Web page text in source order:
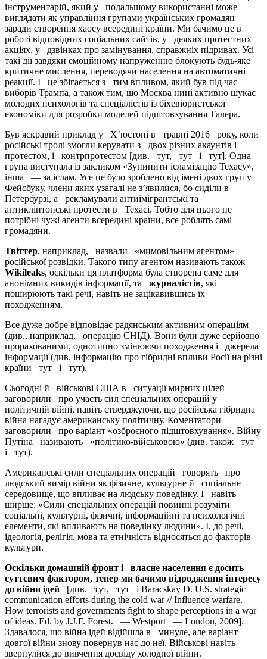
інструментарій, який у подальшому використанні може
виглядати як управління групами українських громадян
заради створення хаосу всередині країни. Ми бачимо це в
роботі відповідних соціальних сайтів, у деяких протестних
акціях, у дзвінках про замінування, справжніх підривах. Усі
такі дії завдяки емоційному напруженню блокують будь-яке
критичне мислення, переводячи населення на автоматичні
реакції. І це збігається з тим впливом, який був під час
виборів Трампа, а також тим, що Москва нині активно шукає
молодих психологів та спеціалістів із біхевіористської
економіки для розробки моделей підштовхування Талера.
Був яскравий приклад у Х’юстоні в травні 2016 року, коли
російські тролі змогли керувати з двох різних акаунтів і
протестом, і контрпротестом [див. тут, тут і тут]. Одна
група виступала із закликом «Зупинити ісламізацію Техасу»,
інша — за іслам. Усе це було зроблено від імені двох груп у
Фейсбуку, члени яких узагалі не з’явилися, бо сиділи в
Петербурзі, а рекламували антиімігрантські та
антиклінтонські протести в Техасі. Тобто для цього не
потрібні чужі агенти всередині країни, все роблять самі
громадяни.
Твіттер, наприклад, назвали «мимовільним агентом»
російської розвідки. Такого типу агентом називають також
Wikileaks, оскільки ця платформа була створена саме для
анонімних викидів інформації, та журналістів, які
поширюють такі речі, навіть не зацікавившись їх
походженням.
Все дуже добре відповідає радянським активним операціям
(див., наприклад, операцію СНІД). Вони були дуже серйозно
прорахованими, однотипно змінюючи походження і джерела
інформації (див. інформацію про гібридні впливи Росії на різні
країни тут і тут).
Сьогодні й військові США в ситуації мирних цілей
заговорили про участь сил спеціальних операцій у
політичній війні, навіть стверджуючи, що російська гібридна
війна нагадує американську політичну. Коментатори
заговорили про варіант «озброєного підштовхування». Війну
Путіна називають «політико-військовою» (див. також тут
і тут).
Американські сили спеціальних операцій говорять про
людський вимір війни як фізичне, культурне й соціальне
середовище, що впливає на людську поведінку. І навіть
ширше: «Сили спеціальних операцій повинні розуміти
соціальні, культурні, фізичні, інформаційні та психологічні
елементи, які впливають на поведінку людини». І, до речі,
ідеологія, релігія, мова та етнічність відносяться до факторів
культури.
Оскільки домашній фронт і власне населення є досить
суттєвим фактором, тепер ми бачимо відродження інтересу
до війни ідей [див. тут, тут і Baracskay D. U.S. strategic
communication efforts during the cold war // Influence warfare.
How terrorists and governments fight to shape perceptions in a war
of ideas. Ed. by J.J.F. Forest. — Westport — London, 2009].
Здавалося, що війна ідей відійшла в минуле, але варіант
довгої війни знову повернув нас до неї. Військові навіть
звернулися до вивчення досвіду холодної війни.